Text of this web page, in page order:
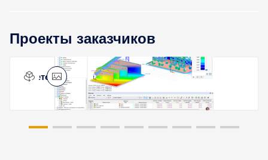
Проекты заказчиков
Бетонный завод, Куинс, Нью-Йорк, США